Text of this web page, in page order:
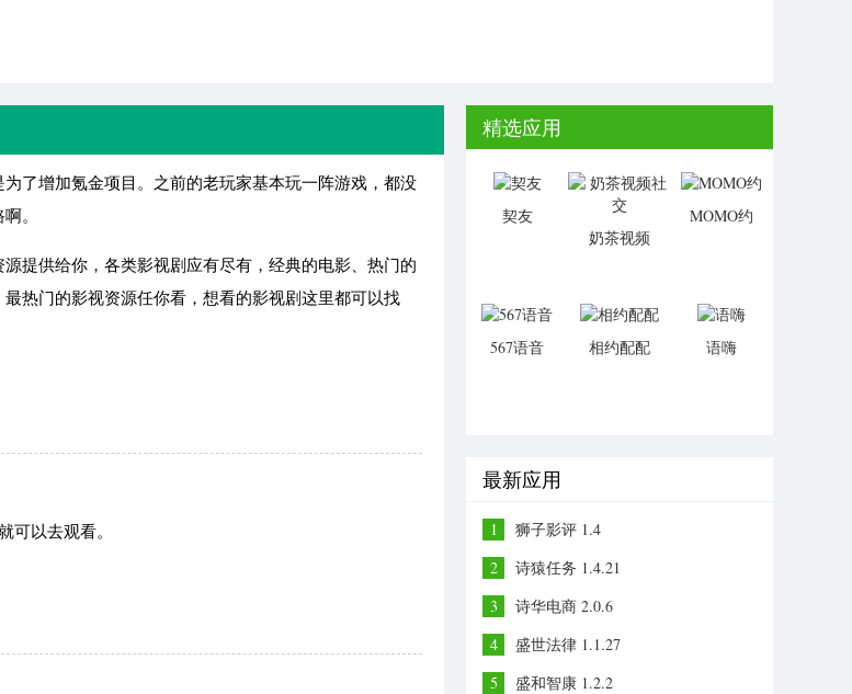
增加氪金项目。之前的老玩家基本玩一阵游戏，都没
。
提供给你，各类影视剧应有尽有，经典的电影、热门的
热门的影视资源任你看，想看的影视剧这里都可以找
以去观看。
精选应用
契友
奶茶视频
MOMO约
567语音 相约配配 语嗨
最新应用
1
狮子影评 1.4
2
诗猿任务 1.4.21
3
诗华电商 2.0.6
4
盛世法律 1.1.27
5
盛和智康 1.2.2